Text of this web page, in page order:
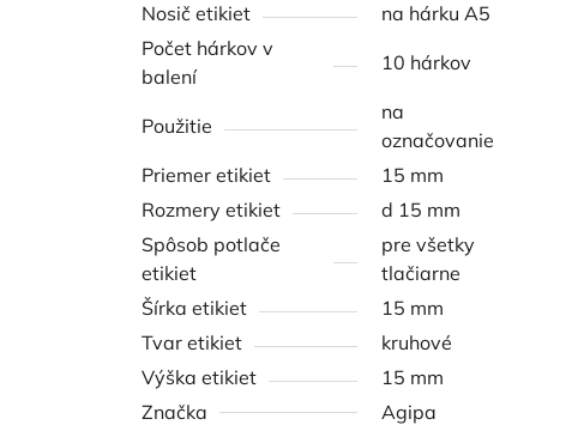
Nosič etikiet
na hárku A5
Počet hárkov v
balení
10 hárkov
Použitie
na
označovanie
Priemer etikiet
15 mm
Rozmery etikiet
d 15 mm
Spôsob potlače
etikiet
pre všetky
tlačiarne
Šírka etikiet
15 mm
Tvar etikiet
kruhové
Výška etikiet
15 mm
Značka
Agipa